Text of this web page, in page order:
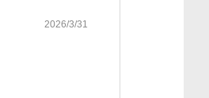
2026/3/31